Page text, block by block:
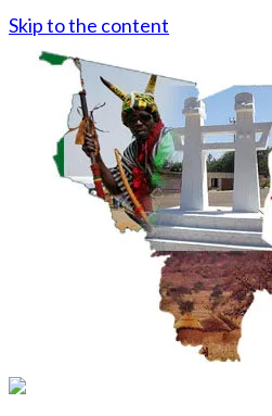
Skip to the content